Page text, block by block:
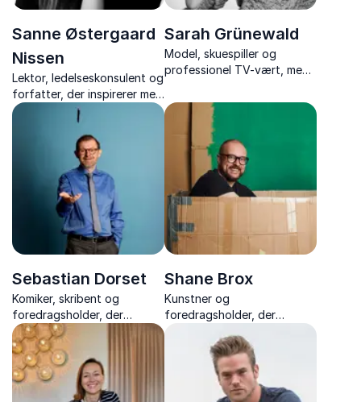
Sanne Østergaard
Nissen
Lektor, ledelseskonsulent og
forfatter, der inspirerer med
stærke foredrag om trivsel,
perfektionisme og
personligt lederskab – med
varme, indsigt og nærvær.
Sarah Grünewald
Model, skuespiller og
professionel TV-vært, med
smittende godt humør.
Sebastian Dorset
Komiker, skribent og
foredragsholder, der
forener humor med ærlige
fortællinger om livet og
mentale udfordringer.
Shane Brox
Kunstner og
foredragsholder, der
fortællinger om kreativitet,
mod og at turde slippe
perfektionismen.